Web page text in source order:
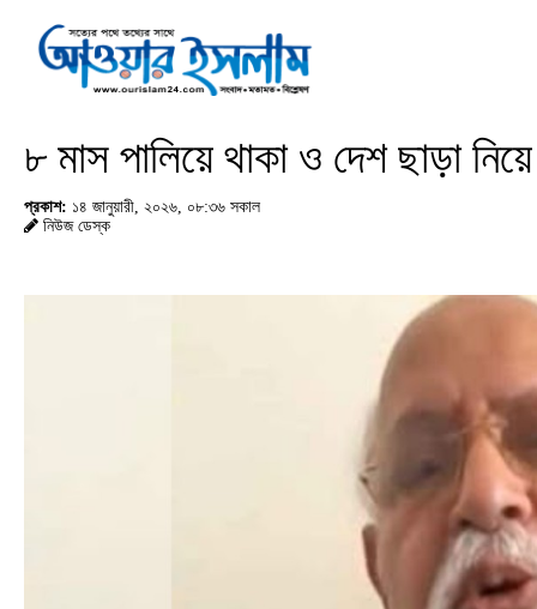
৮ মাস পালিয়ে থাকা ও দেশ ছাড়া
প্রকাশ: ১৪ জানুয়ারী, ২০২৬, ০৮:৩৬ সকাল
নিউজ ডেস্ক